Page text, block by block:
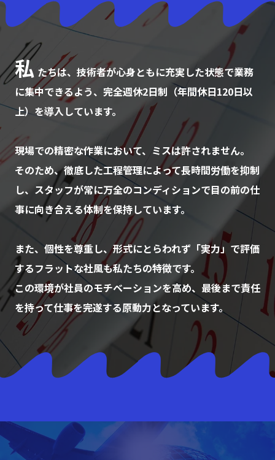
私 たちは、技術者が心身ともに充実した状態で業務
に集中できるよう、完全週休2日制（年間休日120日以
上）を導入しています。
現場での精密な作業において、ミスは許されません。
そのため、徹底した工程管理によって長時間労働を抑制
し、スタッフが常に万全のコンディションで目の前の仕
事に向き合える体制を保持しています。
また、個性を尊重し、形式にとらわれず「実力」で評価
するフラットな社風も私たちの特徴です。
この環境が社員のモチベーションを高め、最後まで責任
を持って仕事を完遂する原動力となっています。